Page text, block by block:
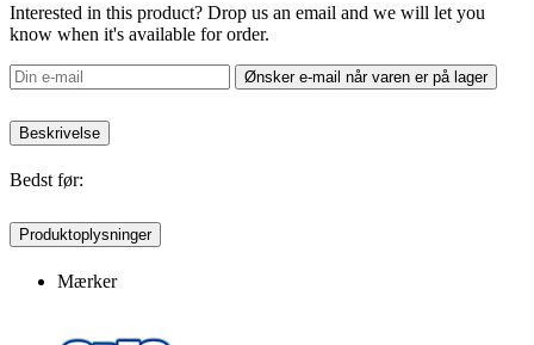
Interested in this product? Drop us an email and we will let you
know when it's available for order.
Ønsker e-mail når varen er på lager
Beskrivelse
Bedst før:
Produktoplysninger
Mærker